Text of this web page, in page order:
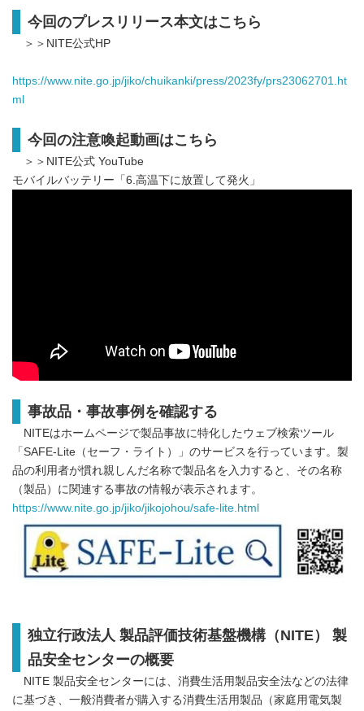
今回のプレスリリース本文はこちら
＞＞NITE公式HP
https://www.nite.go.jp/jiko/chuikanki/press/2023fy/prs23062701.ht
ml
今回の注意喚起動画はこちら
＞＞NITE公式 YouTube
モバイルバッテリー「6.高温下に放置して発火」
事故品・事故事例を確認する
NITEはホームページで製品事故に特化したウェブ検索ツール
「SAFE-Lite（セーフ・ライト）」のサービスを行っています。製
品の利用者が慣れ親しんだ名称で製品名を入力すると、その名称
（製品）に関連する事故の情報が表示されます。
https://www.nite.go.jp/jiko/jikojohou/safe-lite.html
独立行政法人 製品評価技術基盤機構（NITE） 製
品安全センターの概要
NITE 製品安全センターには、消費生活用製品安全法などの法律
に基づき、一般消費者が購入する消費生活用製品（家庭用電気製